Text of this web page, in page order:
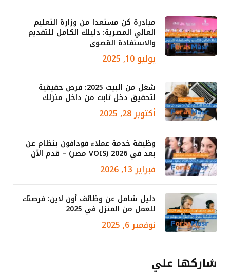
مبادرة كن مستعدا من وزارة التعليم
العالي المصرية: دليلك الكامل للتقديم
والاستفادة القصوى
يوليو 10, 2025
شغل من البيت 2025: فرص حقيقية
لتحقيق دخل ثابت من داخل منزلك
أكتوبر 28, 2025
وظيفة خدمة عملاء فودافون بنظام عن
بعد في 2026 (VOIS مصر) – قدم الآن
فبراير 13, 2026
دليل شامل عن وظائف أون لاين: فرصتك
للعمل من المنزل في 2025
نوفمبر 6, 2025
شاركها علي